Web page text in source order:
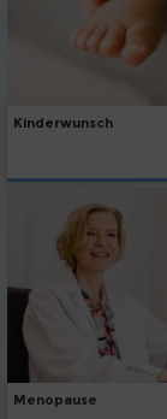
Kinderwunsch
Menopause